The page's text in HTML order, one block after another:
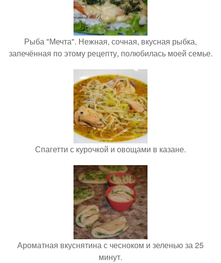
Рыба "Мечта". Нежная, сочная, вкусная рыбка,
запечённая по этому рецепту, полюбилась моей семье.
Спагетти с курочкой и овощами в казане.
Ароматная вкуснятина с чесноком и зеленью за 25
минут.